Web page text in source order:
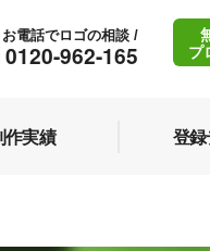
0120-962-165
お電話でロゴの相談 /
プ
作実績 登